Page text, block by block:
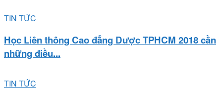
TIN TỨC
Học Liên thông Cao đẳng Dược TPHCM 2018 cần
những điều...
TIN TỨC